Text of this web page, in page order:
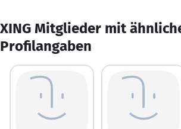
XING Mitglieder mit
Profilangaben